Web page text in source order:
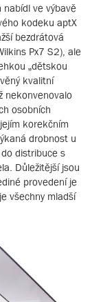
ve výbavě
kodeku aptX
bezdrátová
Px7 S2), ale
„dětskou
kvalitní
nekonvenovalo
osobních
korekčním
drobnost u
distribuce s
Důležitější jsou
provedení je
všechny mladší